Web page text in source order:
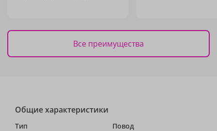
Все преимущества
Общие характеристики
Тип
Повод